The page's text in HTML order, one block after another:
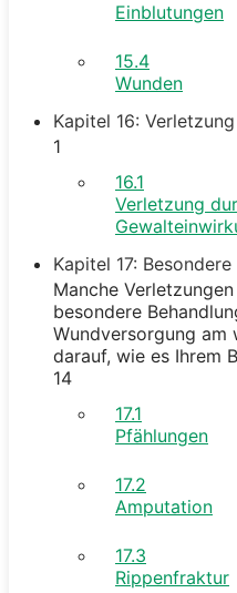
Einblutungen
15.4
Wunden
Kapitel 16:
1
16.1
Verletzung
Kapitel 17:
Manche
besondere
Wundversorgung am
darauf, wie es Ihrem
14
17.1
Pfählungen
17.2
Amputation
17.3
Rippenfraktur